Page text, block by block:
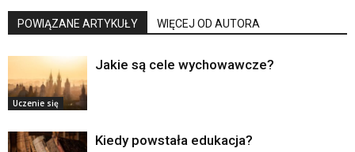
POWIĄZANE ARTYKUŁY WIĘCEJ OD AUTORA
Uczenie się
Jakie są cele wychowawcze?
Kiedy powstała edukacja?